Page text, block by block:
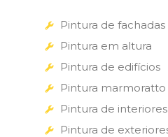
Pintura de fachadas
Pintura em altura
Pintura de edifícios
Pintura marmoratto
Pintura de interiores
Pintura de